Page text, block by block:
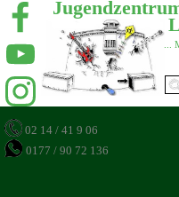
...
02 14 / 41 9 06
0177 / 90 72 136